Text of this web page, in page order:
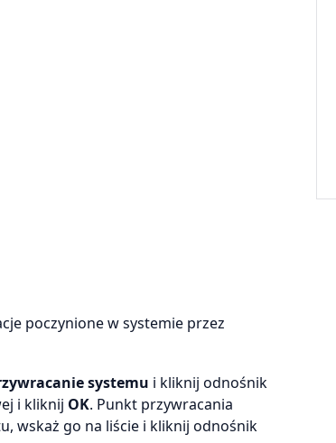
poczynione w systemie przez
systemu i kliknij odnośnik
i kliknij OK. Punkt przywracania
wskaż go na liście i kliknij odnośnik